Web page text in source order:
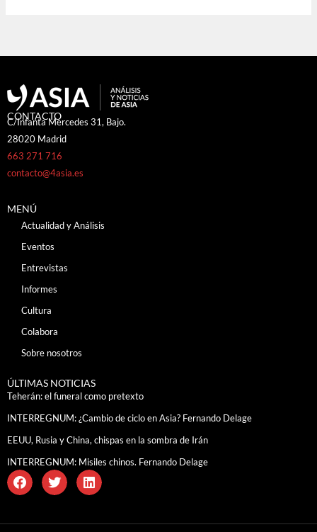
CONTACTO
C/Infanta Mercedes 31, Bajo.
28020 Madrid
663 271 716
contacto@4asia.es
MENÚ
Actualidad y Análisis
Eventos
Entrevistas
Informes
Cultura
Colabora
Sobre nosotros
ÚLTIMAS NOTICIAS
Teherán: el funeral como pretexto
INTERREGNUM: ¿Cambio de ciclo en Asia? Fernando Delage
EEUU, Rusia y China, chispas en la sombra de Irán
INTERREGNUM: Misiles chinos. Fernando Delage